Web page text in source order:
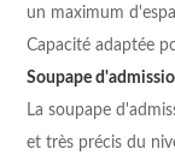
un maximum
Capacité adaptée
Soupape
La soupape
et très précis du